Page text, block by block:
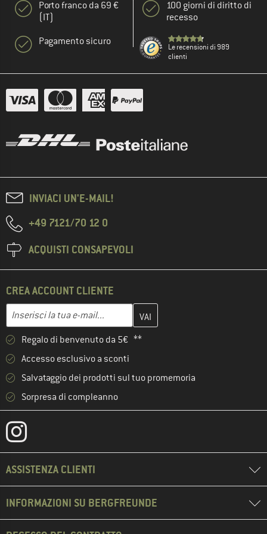
Porto franco da 69 €
(IT)
Pagamento sicuro
100 giorni di diritto di
recesso
Le recensioni di 989
clienti
INVIACI UN'E-MAIL!
+49 7121/70 12 0
ACQUISTI CONSAPEVOLI
CREA ACCOUNT CLIENTE
Indirizzo e-mail
Inserisci qui il tuo indirizzo e-mail e crea il tuo account cliente
Regalo di benvenuto da 5€ **
Accesso esclusivo a sconti
Salvataggio dei prodotti sul tuo promemoria
Sorpresa di compleanno
ASSISTENZA CLIENTI
INFORMAZIONI SU BERGFREUNDE